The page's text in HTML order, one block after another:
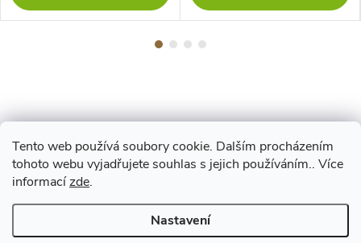
Tento web používá soubory cookie. Dalším procházením
tohoto webu vyjadřujete souhlas s jejich používáním.. Více
informacízde.
Nastavení
Z
á